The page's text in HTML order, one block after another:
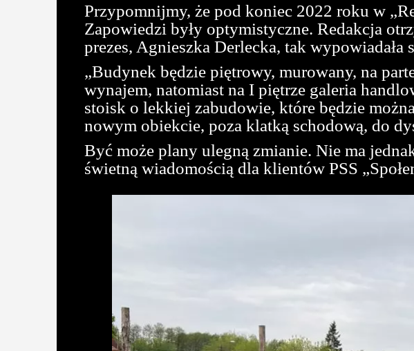
Przypomnijmy, że pod koniec 2022 roku w
Zapowiedzi były optymistyczne. Redakcja
prezes, Agnieszka Derlecka, tak wypowiadała
„Budynek będzie piętrowy, murowany, na
wynajem, natomiast na I piętrze galeria
stoisk o lekkiej zabudowie, które będzie
nowym obiekcie, poza klatką schodową, do
Być może plany ulegną zmianie. Nie ma
świetną wiadomością dla klientów PSS